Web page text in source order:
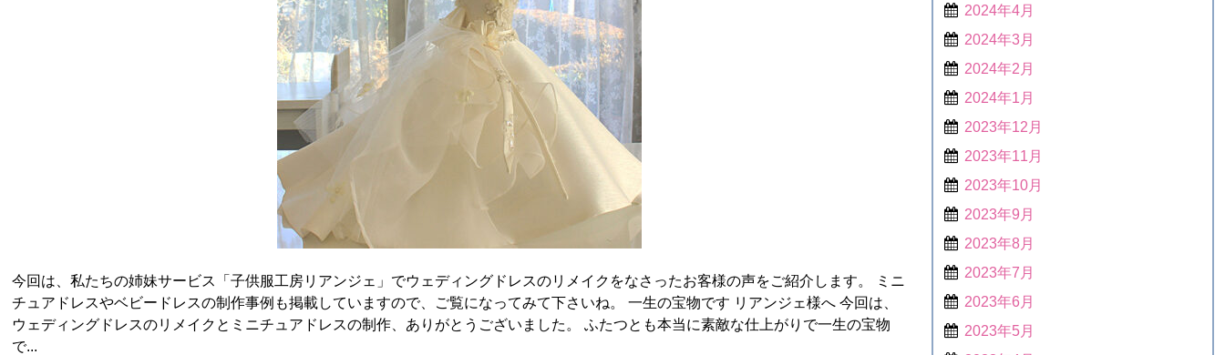
今回は、私たちの姉妹サービス「子供服工房リアンジェ」でウェディングドレスのリメイクをなさったお客様の声をご紹介します。 ミニ
チュアドレスやベビードレスの制作事例も掲載していますので、ご覧になってみて下さいね。 一生の宝物です リアンジェ様へ 今回は、
ウェディングドレスのリメイクとミニチュアドレスの制作、ありがとうございました。 ふたつとも本当に素敵な仕上がりで一生の宝物
で...
2024年4月
2024年3月
2024年2月
2024年1月
2023年12月
2023年11月
2023年10月
2023年9月
2023年8月
2023年7月
2023年6月
2023年5月